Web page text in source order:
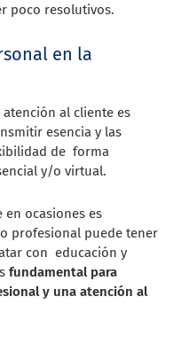
poco resolutivos.
en la
al cliente es
esencia y las
de forma
y/o virtual.
en ocasiones es
profesional puede tener
con educación y
fundamental para
y una atención al